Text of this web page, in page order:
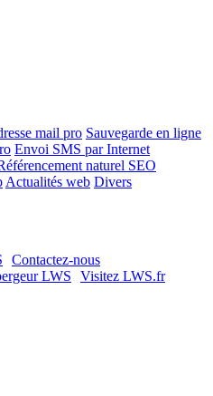
mail pro Sauvegarde en ligne
Envoi SMS par Internet
naturel SEO
Actualités web Divers
Contactez-nous
Visitez LWS.fr